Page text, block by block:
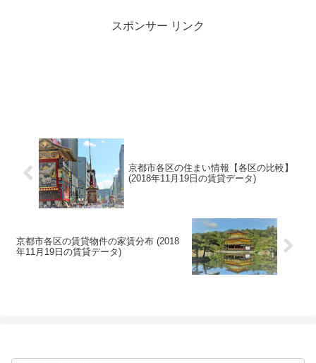
スポンサー リンク
京都市各区の住まい情報【各区の比較】
(2018年11月19日の賃貸データ)
京都市各区の賃貸物件の家賃分布 (2018
年11月19日の賃貸データ)